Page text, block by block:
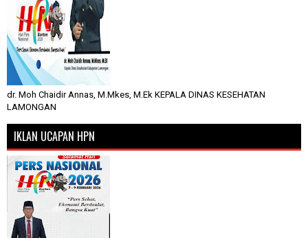
dr. Moh Chaidir Annas, M.Mkes, M.Ek KEPALA DINAS KESEHATAN
LAMONGAN
IKLAN UCAPAN HPN